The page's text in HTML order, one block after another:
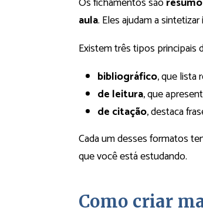
aula. Eles ajudam a
Existem três tipos principais
bibliográfico, que lista
de leitura, que
de citação, destaca
Cada um desses formatos
que você está estudando.
Como criar